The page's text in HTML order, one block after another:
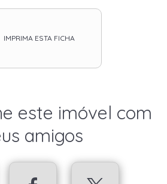
IMPRIMA ESTA FICHA
este imóvel com
amigos